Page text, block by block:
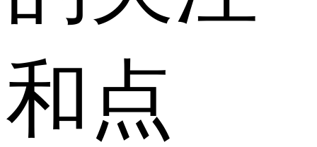
和点